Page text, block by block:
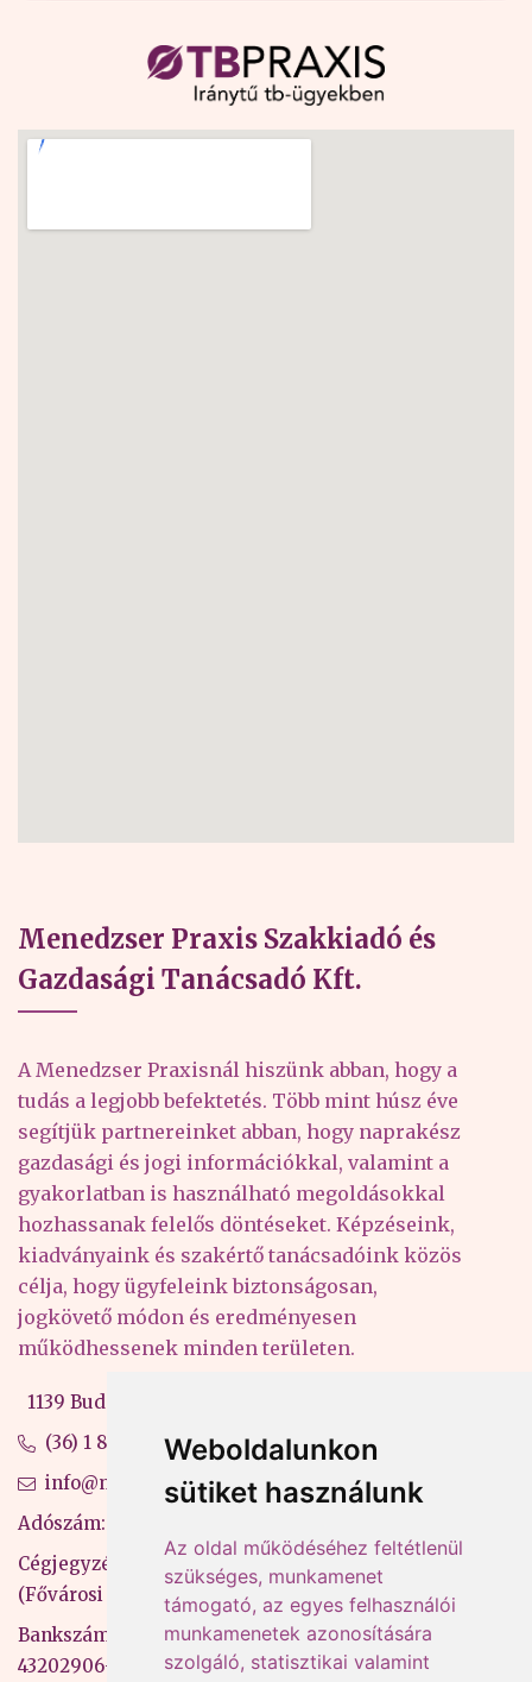
Weboldalunkon
sütiket használunk
Az oldal működéséhez feltétlenül
szükséges, munkamenet
támogató, az egyes felhasználói
munkamenetek azonosítására
szolgáló, statisztikai valamint
Menedzser Praxis Szakkiadó és
Gazdasági Tanácsadó Kft.
A Menedzser Praxisnál hiszünk abban, hogy a
tudás a legjobb befektetés. Több mint húsz éve
segítjük partnereinket abban, hogy naprakész
gazdasági és jogi információkkal, valamint a
gyakorlatban is használható megoldásokkal
hozhassanak felelős döntéseket. Képzéseink,
kiadványaink és szakértő tanácsadóink közös
célja, hogy ügyfeleink biztonságosan,
jogkövető módon és eredményesen
működhessenek minden területen.
1139 Budapest, Váci út 99-105. 4. em.
(36) 1 880 76 00
info@mprx.hu
Adószám: 13598145-2-41
Cégjegyzékszám: 01-09-883770
(Fővárosi Bíróság)
Bankszámlaszám: CIB Bank, 10700581-
43202906-51100005